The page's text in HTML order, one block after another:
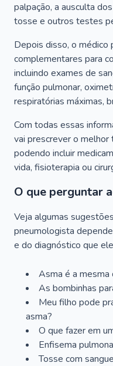
palpação, a ausculta
tosse e outros testes
Depois disso, o médico
complementares para
incluindo exames de
função pulmonar,
respiratórias máximas,
Com todas essas
vai prescrever o melhor
podendo incluir
vida, fisioterapia ou
O que perguntar
Veja algumas
pneumologista
e do diagnóstico que
Asma é a mesma
As bombinhas
Meu filho pode
asma?
O que fazer em
Enfisema
Tosse com